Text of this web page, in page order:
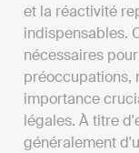
et la réactivité
indispensables.
nécessaires
préoccupations,
importance
légales. À titre
généralement